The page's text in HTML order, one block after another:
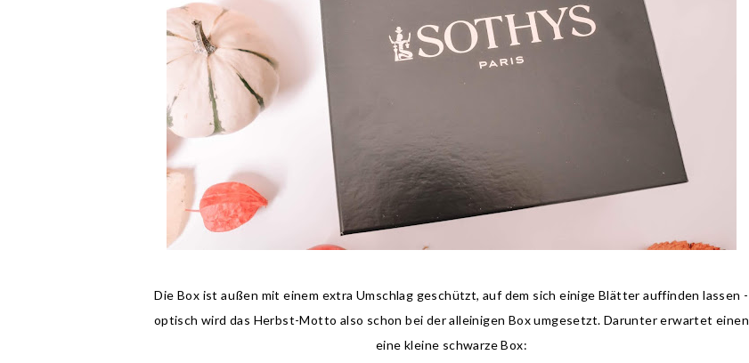
Die Box ist außen mit einem extra Umschlag geschützt, auf dem sich einige Blätter auffinden lassen -
optisch wird das Herbst-Motto also schon bei der alleinigen Box umgesetzt. Darunter erwartet einen
eine kleine schwarze Box: